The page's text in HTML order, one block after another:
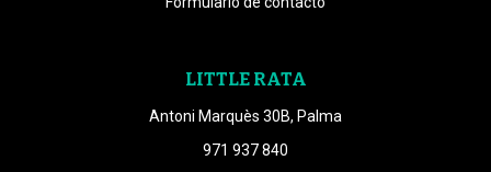
LITTLE RATA
Antoni Marquès 30B, Palma
971 937 840